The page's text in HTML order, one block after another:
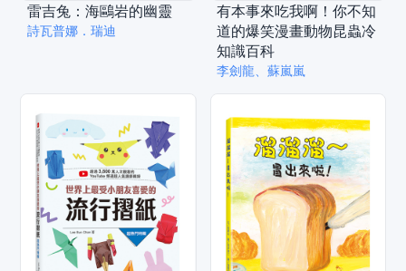
雷吉兔：海鷗岩的幽靈
詩瓦普娜．瑞迪
有本事來吃我啊！你不知
道的爆笑漫畫動物昆蟲冷
知識百科
李劍龍、蘇嵐嵐